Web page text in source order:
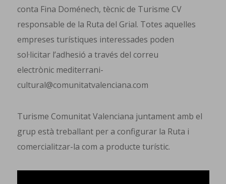
conta Fina Doménech, tècnic de Turisme CV
responsable de la Ruta del Grial. Totes aquelles
empreses turístiques interessades poden
sol·licitar l’adhesió a través del correu
electrònic mediterrani-
cultural@comunitatvalenciana.com
Turisme Comunitat Valenciana juntament amb el
grup està treballant per a configurar la Ruta i
comercialitzar-la com a producte turístic.